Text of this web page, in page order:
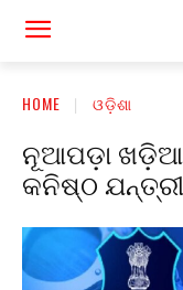
HOME ଓଡ଼ିଶା
ନୂଆପଡ଼ା
କନିଷ୍ଠ